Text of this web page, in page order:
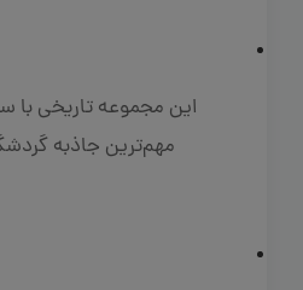
این مجموعه تاریخی با
مهم‌ترین جاذبه